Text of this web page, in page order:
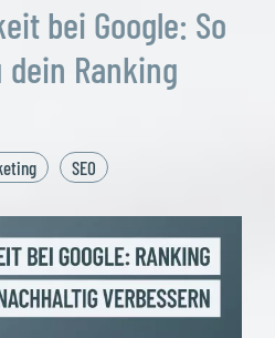
bei Google: So
Ranking
SEO